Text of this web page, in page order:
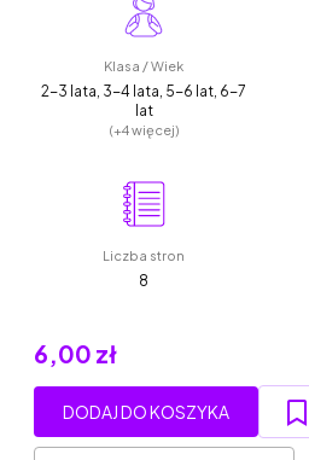
Klasa / Wiek
2-3 lata, 3-4 lata, 5-6 lat, 6-7
lat
(+4 więcej)
Liczba stron
8
6,00 zł
DODAJ DO KOSZYKA